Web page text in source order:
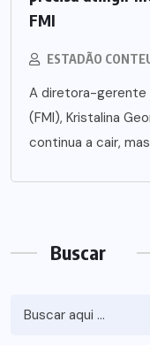
FMI
ESTADÃO
A diretora-gerente
(FMI), Kristalina
continua a cair,
Buscar